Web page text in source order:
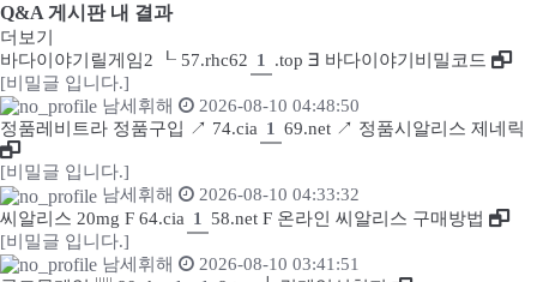
Q&A 게시판 내 결과
더보기
바다이야기릴게임2 ┖ 57.rhc62 1
.top ∃ 바다이야기비밀코드
[비밀글 입니다.]
남세휘해
2026-08-10 04:48:50
정품레비트라 정품구입 ↗ 74.cia 1 69.net ↗ 정품시알리스 제네릭
[비밀글 입니다.]
남세휘해
2026-08-10 04:33:32
씨알리스 20mg Ϝ 64.cia 1
58.net Ϝ 온라인 씨알리스 구매방법
[비밀글 입니다.]
남세휘해
2026-08-10 03:41:51